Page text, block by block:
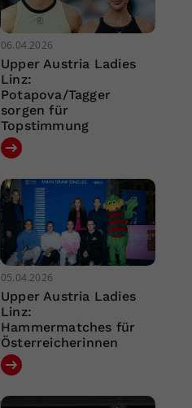
06.04.2026
Upper Austria Ladies
Linz:
Potapova/Tagger
sorgen für
Topstimmung
05.04.2026
Upper Austria Ladies
Linz:
Hammermatches für
Österreicherinnen